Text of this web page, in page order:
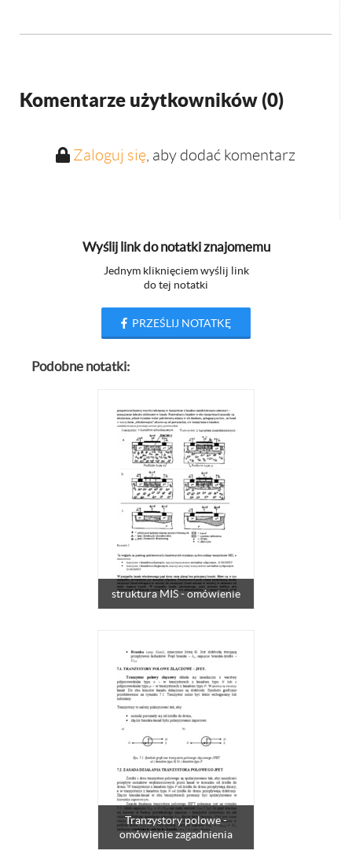
Komentarze użytkowników (0)
Zaloguj się, aby dodać komentarz
Wyślij link do notatki znajomemu
Jednym kliknięciem wyślij link
do tej notatki
PRZEŚLIJ NOTATKĘ
Podobne notatki:
struktura MIS - omówienie
Tranzystory polowe -
omówienie zagadnienia